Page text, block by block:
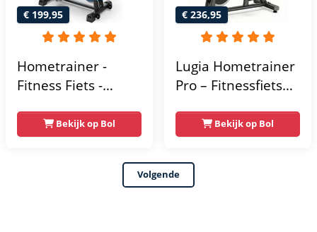
€ 199,95
Hometrainer -
Fitness Fiets -
Vliegwiel -
Hartslagmeter -
Incl App - Extreem
Bekijk op Bol
€ 236,95
Lugia Hometrainer
Pro – Fitnessfiets
Gebruikers –
Premium Vering &
Demping – Extra
Soepel & Stil –
Bekijk op Bol
Volgende